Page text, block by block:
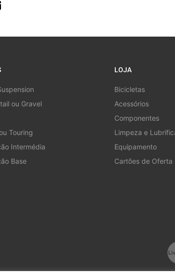
ou Gravel
Touring
Intermédia
Base
LOJA
Bicicletas
Acessórios
Componentes
Limpeza e
Equipamento
Cartões de Oferta